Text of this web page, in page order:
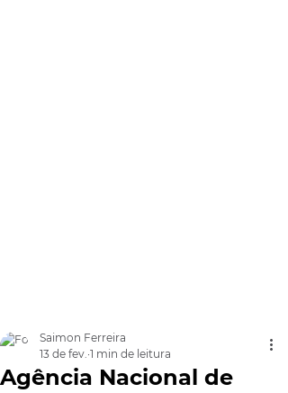
Agência Nacional de
Saimon Ferreira
13 de fev. 1 min de leitura